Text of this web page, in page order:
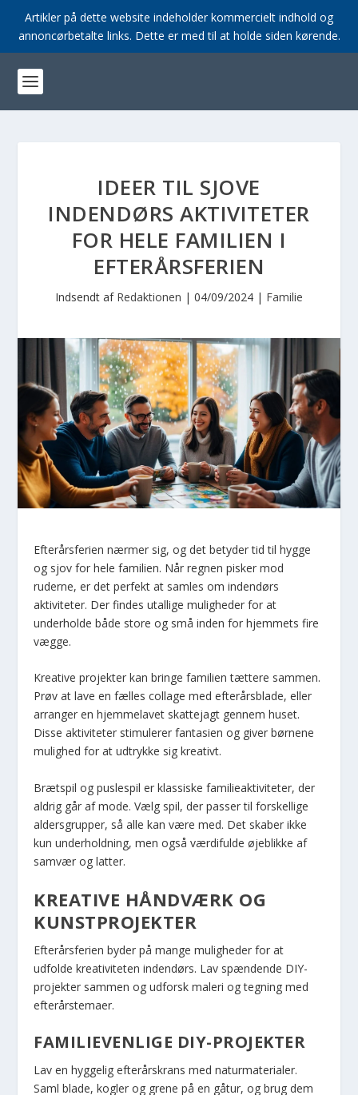
Artikler på dette website indeholder kommercielt indhold og
annoncørbetalte links. Dette er med til at holde siden kørende.
IDEER TIL SJOVE
INDENDØRS AKTIVITETER
FOR HELE FAMILIEN I
EFTERÅRSFERIEN
Indsendt af Redaktionen | 04/09/2024 | Familie
Efterårsferien nærmer sig, og det betyder tid til hygge
og sjov for hele familien. Når regnen pisker mod
ruderne, er det perfekt at samles om indendørs
aktiviteter. Der findes utallige muligheder for at
underholde både store og små inden for hjemmets fire
vægge.
Kreative projekter kan bringe familien tættere sammen.
Prøv at lave en fælles collage med efterårsblade, eller
arranger en hjemmelavet skattejagt gennem huset.
Disse aktiviteter stimulerer fantasien og giver børnene
mulighed for at udtrykke sig kreativt.
Brætspil og puslespil er klassiske familieaktiviteter, der
aldrig går af mode. Vælg spil, der passer til forskellige
aldersgrupper, så alle kan være med. Det skaber ikke
kun underholdning, men også værdifulde øjeblikke af
samvær og latter.
KREATIVE HÅNDVÆRK OG
KUNSTPROJEKTER
Efterårsferien byder på mange muligheder for at
udfolde kreativiteten indendørs. Lav spændende DIY-
projekter sammen og udforsk maleri og tegning med
efterårstemaer.
FAMILIEVENLIGE DIY-PROJEKTER
Lav en hyggelig efterårskrans med naturmaterialer.
Saml blade, kogler og grene på en gåtur, og brug dem